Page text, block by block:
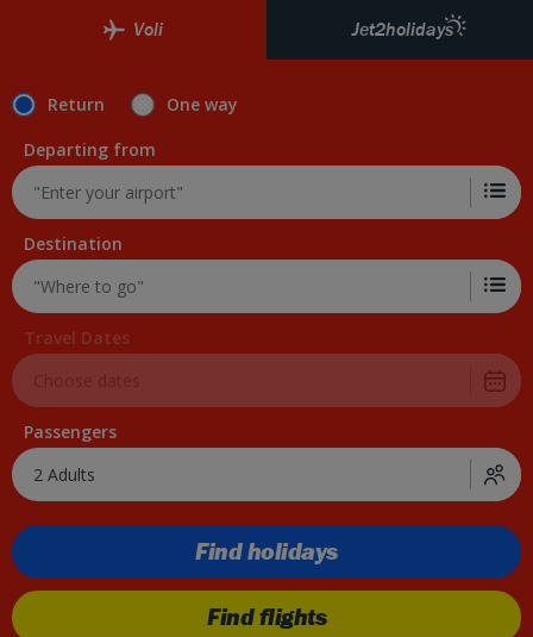
Voli Jet2holidays
Return
One way
Departing from
Destination
Travel Dates
Passengers
2 Adults
Find holidays
Find flights